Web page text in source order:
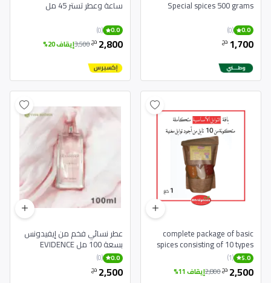
Special spices 500 grams
0.0
(0)
1,700 دج
ساعة وعطر تستر 45 مل
0.0
(0)
2,800 دج3,500إيقاف 20%
complete package of basic
spices consisting of 10 types
5.0
(1)
2,500 دج2,800إيقاف 11%
عطر نسائي فخم من إيفيدونس
بسعة 100 مل EVIDENCE
Parfum Pour Femme 100 ml
0.0
(0)
2,500 دج